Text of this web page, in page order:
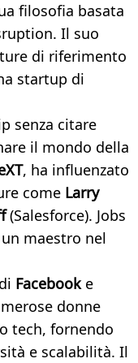
filosofia basata
Il suo
di riferimento
startup di
senza citare
il mondo della
, ha influenzato
come Larry
(Salesforce). Jobs
maestro nel
Facebooke
donne
tech, fornendo
e scalabilità. Il